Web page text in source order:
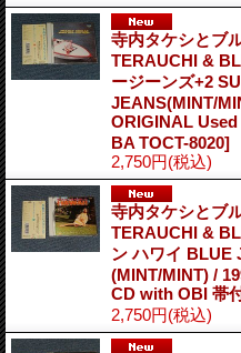
寺内タケシとブ
TERAUCHI &
ージーンズ+2
JEANS(MINT/
ORIGINAL
BA TOCT-8020]
2,750円(税込)
寺内タケシとブ
TERAUCHI &
ン ハワイ BLUE
(MINT/MINT) /
CD with OBI 帯
2,750円(税込)